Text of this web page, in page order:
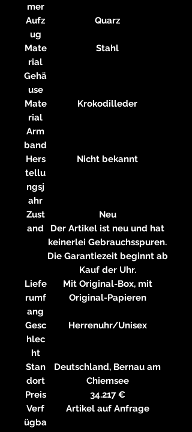
mer
Aufz
ug
Quarz
Mate
rial
Gehä
use
Stahl
Mate
rial
Arm
band
Krokodilleder
Hers
tellu
ngsj
ahr
Nicht bekannt
Zust
and
Neu
Der Artikel ist neu und hat
keinerlei Gebrauchsspuren.
Die Garantiezeit beginnt ab
Kauf der Uhr.
Liefe
rumf
ang
Mit Original-Box, mit
Original-Papieren
Gesc
hlec
ht
Herrenuhr/Unisex
Stan
dort
Deutschland, Bernau am
Chiemsee
Preis
34.217 €
Verf
ügba
Artikel auf Anfrage